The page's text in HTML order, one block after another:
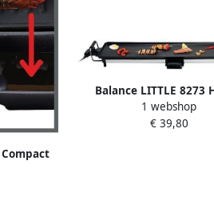
Balance LITTLE 8273
Plancha 50 Elektrische
6 personen
1 webshop
€ 39,80